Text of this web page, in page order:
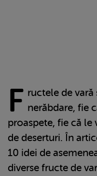
F ructele de
nerăbdare, fie
proaspete, fie că
de deserturi. În
10 idei de
diverse fructe de